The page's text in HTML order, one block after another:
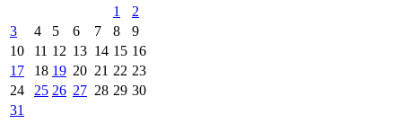
1
2
3
4 5 6 7 8
9
10
11 12 13 14 15 16
17
18 19 20 21 22 23
24
25 26 27 28 29 30
31